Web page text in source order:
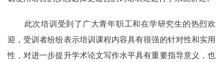
此次培训受到了广大青年职工和在学研究生的热烈欢
迎，受训者纷纷表示培训课程内容具有很强的针对性和实用
性，对进一步提升学术论文写作水平具有重要指导意义，也